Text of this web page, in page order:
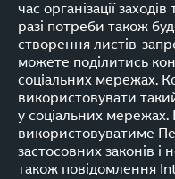
час організації
разі потреби також
створення листів-
можете поділитись
соціальних мережах.
використовувати
у соціальних
використовуватиме
застосовних законів
також повідомлення